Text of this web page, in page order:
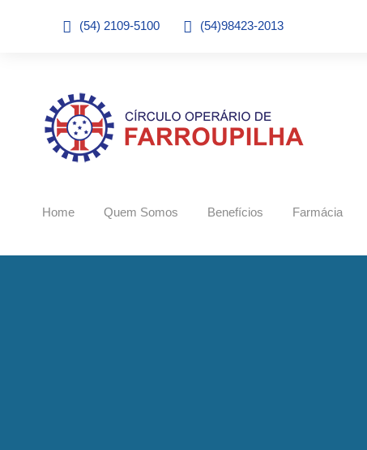
(54) 2109-5100 (54)98423-2013
Home Quem Somos Benefícios Farmácia